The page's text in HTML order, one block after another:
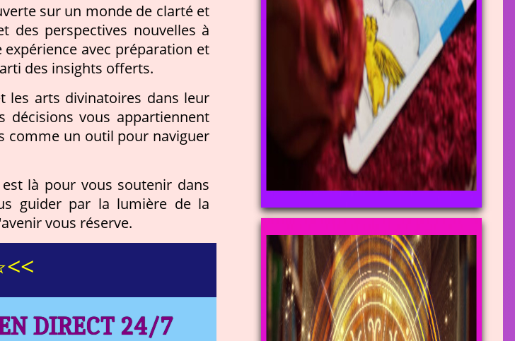
sur un monde de clarté et
des perspectives nouvelles à
avec préparation et
des insights offerts.
les arts divinatoires dans leur
vous appartiennent
comme un outil pour naviguer
là pour vous soutenir dans
guider par la lumière de la
vous réserve.
DIRECT 24/7